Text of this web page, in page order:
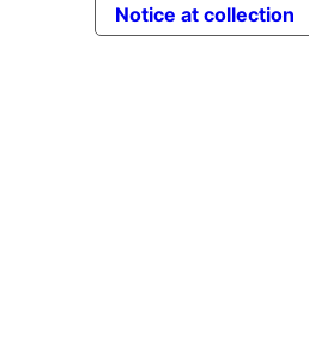
Notice at collection